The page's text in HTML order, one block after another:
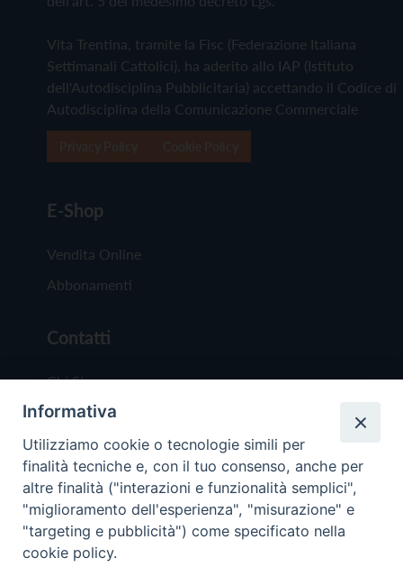
Vita Trentina, tramite la Fisc (Federazione Italiana
Settimanali Cattolici), ha aderito allo IAP (Istituto
dell'Autodisciplina Pubblicitaria) accettando il Codice di
Autodisciplina della Comunicazione Commerciale
E-Shop
Vendita Online
Abbonamenti
Contatti
Chi Siamo
Redazione
Scrivici
Copyright © 2019 - Tutti i diritti riservati - Vita
Informativa
Utilizziamo cookie o tecnologie simili per
finalità tecniche e, con il tuo consenso, anche per
altre finalità ("interazioni e funzionalità semplici",
"miglioramento dell'esperienza", "misurazione" e
"targeting e pubblicità") come specificato nella
cookie policy.